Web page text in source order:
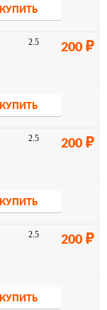
КУПИТЬ
2.5 200
КУПИТЬ
2.5 200
КУПИТЬ
2.5 200
КУПИТЬ